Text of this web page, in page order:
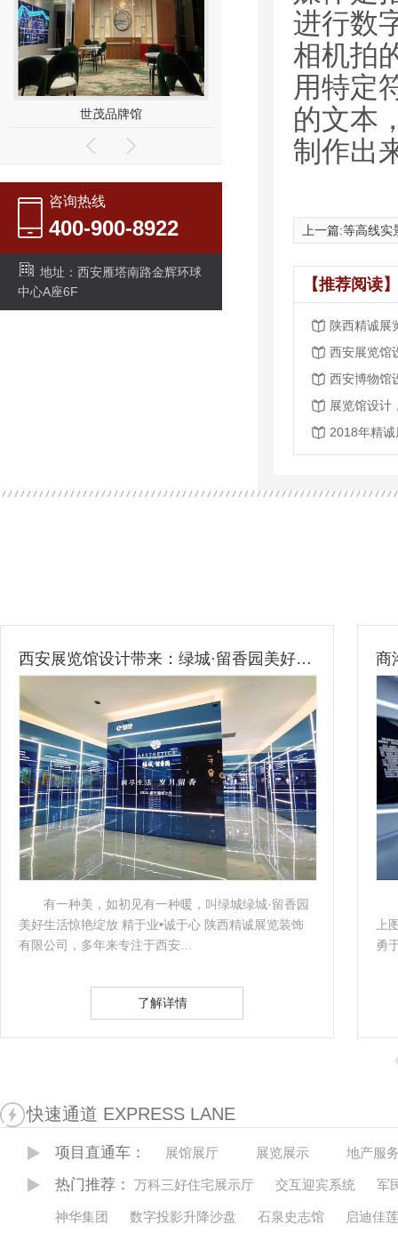
咨询热线
400-900-8922
地址：西安雁塔南路金辉环球
中心A座6F
进行数
相机拍
用特定
的文本
制作出
上一篇:等高线实
【推荐阅读
西安博物馆
展览馆设计
西安展览馆设计带来：绿城·留香园美好生活惊艳绽放
见有一种暖，叫绿城绿城·留香园
于业•诚于心 陕西精诚展览装饰
注于西安…
商洛市创业就业展
商洛市创业就业展
上图片： 商洛市创业就
勇于进取的创业征程和
快速通道 EXPRESS LANE
项目直通车： 展馆展厅 展览展示 地产服
热门推荐： 万科三好住宅展示厅 交互迎宾系统 军
神华集团 数字投影升降沙盘 石泉史志馆 启迪佳